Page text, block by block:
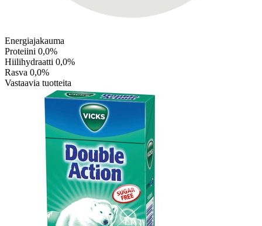
Energiajakauma
Proteiini 0,0%
Hiilihydraatti 0,0%
Rasva 0,0%
Vastaavia tuotteita